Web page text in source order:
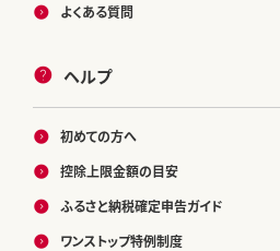
よくある質問
ヘルプ
初めての方へ
控除上限金額の目安
ふるさと納税確定申告ガイド
ワンストップ特例制度